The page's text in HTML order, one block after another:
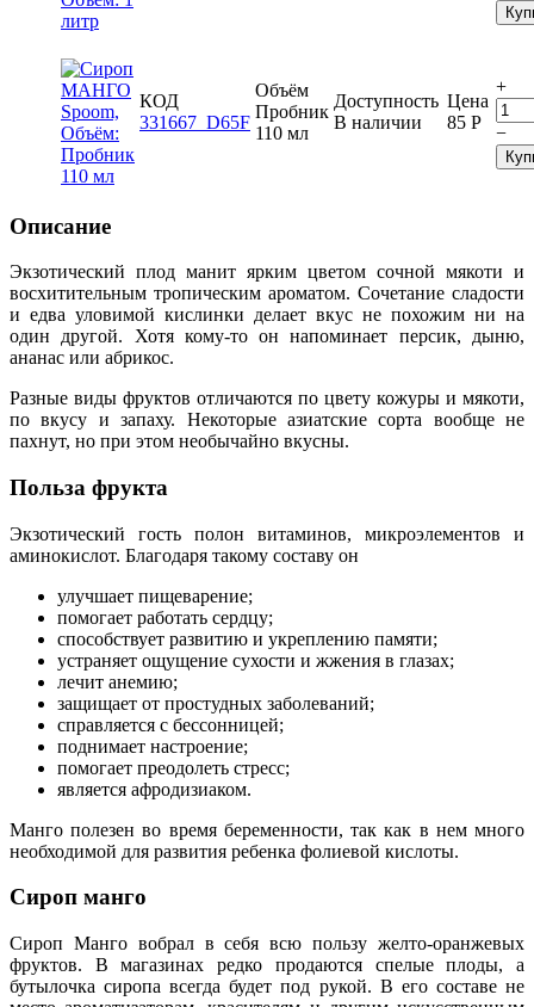
КОД
331667_D65F
Объём
Пробник
110 мл
Доступность
В наличии
Цена
85 Р
+
−
Описание
Экзотический плод манит ярким цветом сочной мякоти и
восхитительным тропическим ароматом. Сочетание сладости
и едва уловимой кислинки делает вкус не похожим ни на
один другой. Хотя кому-то он напоминает персик, дыню,
ананас или абрикос.
Разные виды фруктов отличаются по цвету кожуры и мякоти,
по вкусу и запаху. Некоторые азиатские сорта вообще не
пахнут, но при этом необычайно вкусны.
Польза фрукта
Экзотический гость полон витаминов, микроэлементов и
аминокислот. Благодаря такому составу он
улучшает пищеварение;
помогает работать сердцу;
способствует развитию и укреплению памяти;
устраняет ощущение сухости и жжения в глазах;
лечит анемию;
защищает от простудных заболеваний;
справляется с бессонницей;
поднимает настроение;
помогает преодолеть стресс;
является афродизиаком.
Манго полезен во время беременности, так как в нем много
необходимой для развития ребенка фолиевой кислоты.
Сироп манго
Сироп Манго вобрал в себя всю пользу желто-оранжевых
фруктов. В магазинах редко продаются спелые плоды, а
бутылочка сиропа всегда будет под рукой. В его составе не